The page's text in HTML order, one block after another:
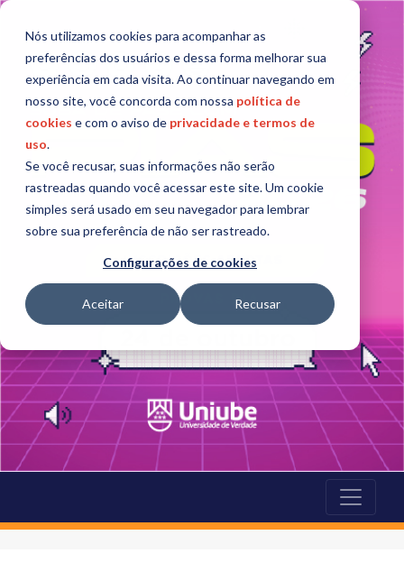
Nós utilizamos cookies para acompanhar as
preferências dos usuários e dessa forma melhorar sua
experiência em cada visita. Ao continuar navegando em
nosso site, você concorda com nossa política de
cookies e com o aviso de privacidade e termos de
uso.
Se você recusar, suas informações não serão
rastreadas quando você acessar este site. Um cookie
simples será usado em seu navegador para lembrar
sobre sua preferência de não ser rastreado.
Configurações de cookies
Aceitar Recusar